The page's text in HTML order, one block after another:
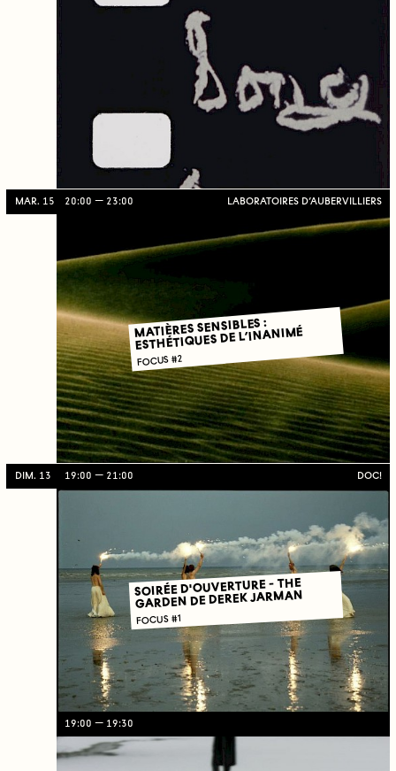
MAR. 15 20:00 23:00 LABORATOIRES D’AUBERVILLIERS
MATIÈRES SENSIBLES :
ESTHÉTIQUES DE L’INANIMÉ
FOCUS #2
DIM. 13 19:00 21:00 DOC!
SOIRÉE D'OUVERTURE - THE
GARDEN DE DEREK JARMAN
FOCUS #1
19:00 19:30